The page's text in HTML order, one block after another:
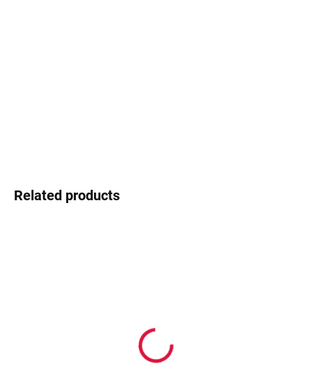
Related products
Pouzdro na sluneční brýle